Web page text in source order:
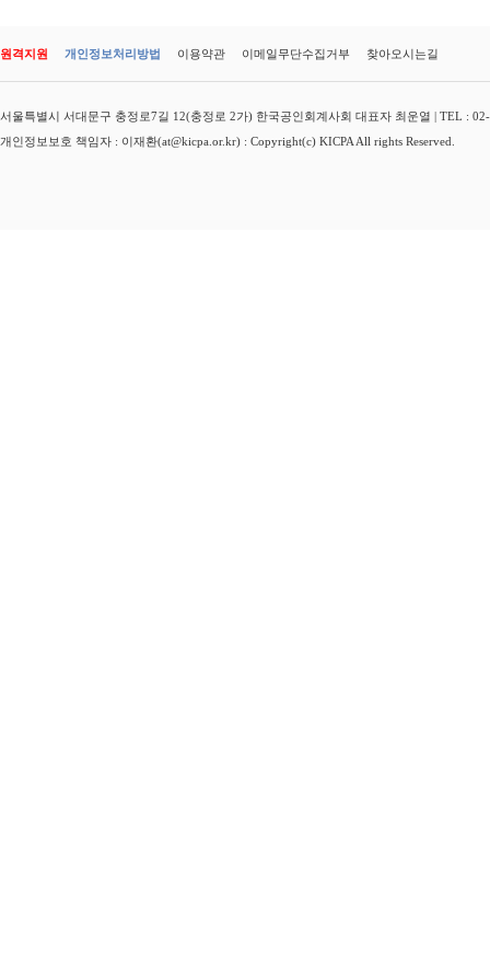
원격지원 개인정보처리방법 이용약관 이메일무단수집거부 찾아오시는길
서울특별시 서대문구 충정로7길 12(충정로 2가) 한국공인회계사회 대표자 최운열 | TEL :
개인정보보호 책임자 : 이재환(at@kicpa.or.kr) : Copyright(c) KICPA All rights Reserved.